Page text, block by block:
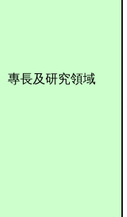
專長及研究領域